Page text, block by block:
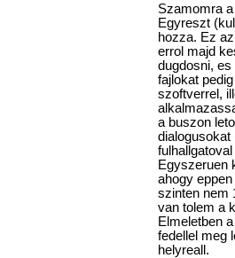
Szamomra
Egyreszt
hozza. Ez
errol majd
dugdosni,
fajlokat
szoftverrel,
a buszon
dialogusokat
Egyszeruen
ahogy
szinten nem
van tolem a
Elmeletben
fedellel meg
helyreall.